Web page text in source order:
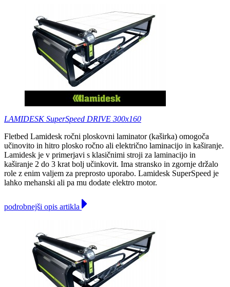
LAMIDESK SuperSpeed DRIVE 300x160
Fletbed Lamidesk ročni ploskovni laminator (kaširka) omogoča
učinovito in hitro plosko ročno ali električno laminacijo in kaširanje.
Lamidesk je v primerjavi s klasičnimi stroji za laminacijo in
kaširanje 2 do 3 krat bolj učinkovit. Ima stransko in zgornje držalo
role z enim valjem za preprosto uporabo. Lamidesk SuperSpeed je
lahko mehanski ali pa mu dodate elektro motor.
podrobnejši opis artikla